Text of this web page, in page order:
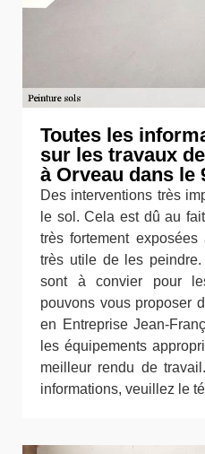
Toutes les
sur les travaux
à Orveau dans le
Des interventions très
le sol. Cela est dû au
très fortement
très utile de les
sont à convier pour
pouvons vous proposer
en Entreprise Jean-
les équipements
meilleur rendu de
informations, veuillez le